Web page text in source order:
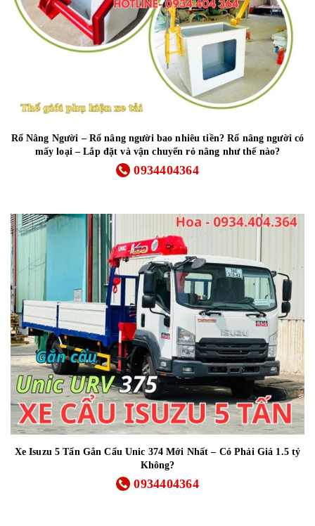
Rổ Nâng Người – Rổ nâng người bao nhiêu tiền? Rổ nâng người có
mấy loại – Lắp đặt và vận chuyển rỏ nâng như thế nào?
0934404364
Xe Isuzu 5 Tấn Gắn Cẩu Unic 374 Mới Nhất – Có Phải Giá 1.5 tỷ
Không?
0934404364